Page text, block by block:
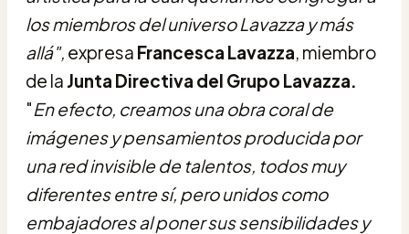
los miembros del universo Lavazza y más
allá", expresa Francesca Lavazza, miembro
de la Junta Directiva del Grupo Lavazza.
"En efecto, creamos una obra coral de
imágenes y pensamientos producida por
una red invisible de talentos, todos muy
diferentes entre sí, pero unidos como
embajadores al poner sus sensibilidades y